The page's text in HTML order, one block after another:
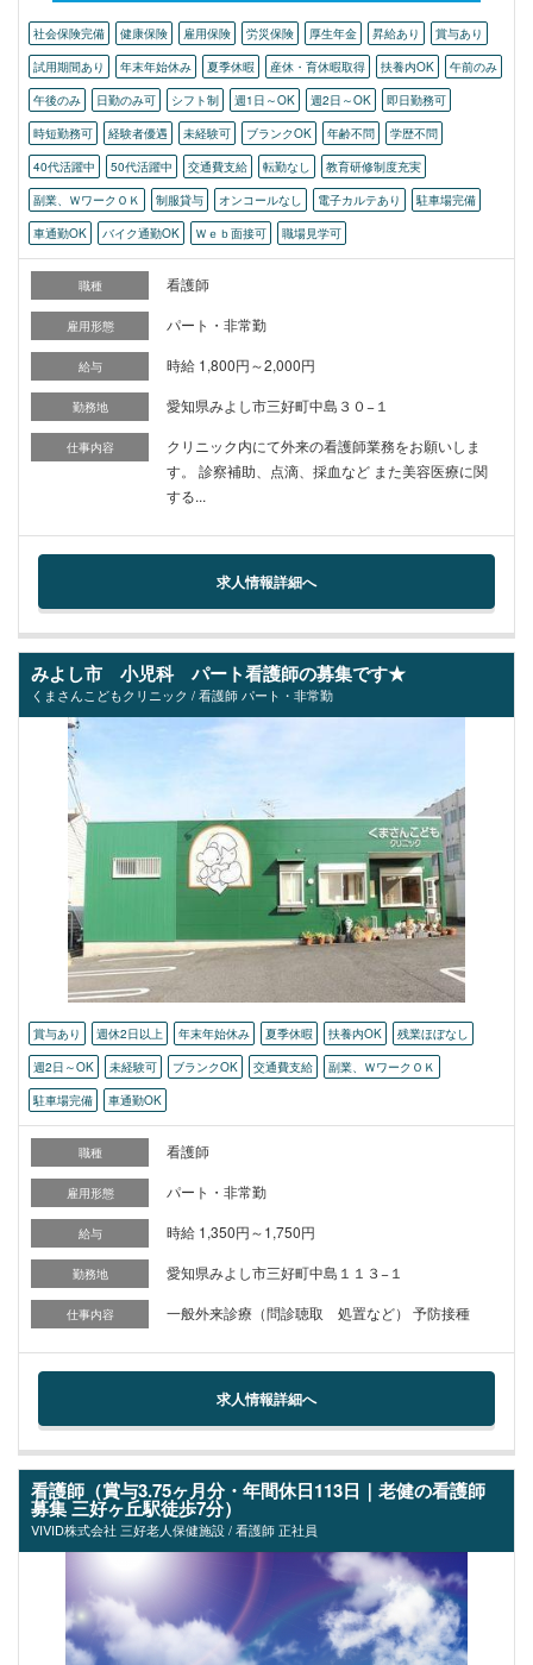
社会保険完備 健康保険 雇用保険 労災保険 厚生年金 昇給あり
賞与あり
試用期間あり
年末年始休み 夏季休暇 産休・育休暇取得 扶養内OK
午前のみ
午後のみ
日勤のみ可 シフト制 週1日～OK 週2日～OK
即日勤務可
時短勤務可
経験者優遇 未経験可 ブランクOK 年齢不問
学歴不問
40代活躍中
50代活躍中 交通費支給 転勤なし
教育研修制度充実
副業、ＷワークＯＫ
制服貸与 オンコールなし 電子カルテあり
駐車場完備
車通勤OK
バイク通勤OK Ｗｅｂ面接可 職場見学可
職種 看護師
雇用形態 パート・非常勤
給与 時給 1,800円～2,000円
勤務地 愛知県みよし市三好町中島３０−１
仕事内容
クリニック内にて外来の看護師業務をお願いしま
す。 診察補助、点滴、採血など また美容医療に関
する...
求人情報詳細へ
みよし市 小児科 パート看護師の募集です★
くまさんこどもクリニック / 看護師 パート・非常勤
賞与あり 週休2日以上 年末年始休み 夏季休暇 扶養内OK
残業ほぼなし
週2日～OK
未経験可 ブランクOK 交通費支給
副業、ＷワークＯＫ
駐車場完備
車通勤OK
職種 看護師
雇用形態 パート・非常勤
給与 時給 1,350円～1,750円
勤務地 愛知県みよし市三好町中島１１３−１
仕事内容 一般外来診療（問診聴取 処置など） 予防接種
求人情報詳細へ
看護師（賞与3.75ヶ月分・年間休日113日｜老健の看護師
募集 三好ヶ丘駅徒歩7分）
VIVID株式会社 三好老人保健施設 / 看護師 正社員